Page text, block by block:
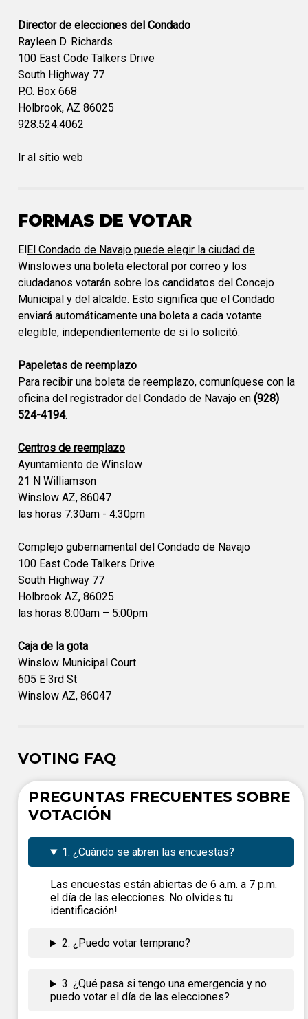
Director de elecciones del Condado
Rayleen D. Richards
100 East Code Talkers Drive
South Highway 77
P.O. Box 668
Holbrook, AZ 86025
928.524.4062
Ir al sitio web
FORMAS DE VOTAR
El El Condado de Navajo puede elegir la ciudad de
Winslowes una boleta electoral por correo y los
ciudadanos votarán sobre los candidatos del Concejo
Municipal y del alcalde. Esto significa que el Condado
enviará automáticamente una boleta a cada votante
elegible, independientemente de si lo solicitó.
Papeletas de reemplazo
Para recibir una boleta de reemplazo, comuníquese con la
oficina del registrador del Condado de Navajo en (928)
524-4194.
Centros de reemplazo
Ayuntamiento de Winslow
21 N Williamson
Winslow AZ, 86047
las horas 7:30am - 4:30pm
Complejo gubernamental del Condado de Navajo
100 East Code Talkers Drive
South Highway 77
Holbrook AZ, 86025
las horas 8:00am – 5:00pm
Caja de la gota
Winslow Municipal Court
605 E 3rd St
Winslow AZ, 86047
VOTING FAQ
PREGUNTAS FRECUENTES SOBRE
VOTACIÓN
1. ¿Cuándo se abren las encuestas?
Las encuestas están abiertas de 6 a.m. a 7 p.m.
el día de las elecciones. No olvides tu
identificación!
2. ¿Puedo votar temprano?
3. ¿Qué pasa si tengo una emergencia y no
puedo votar el día de las elecciones?